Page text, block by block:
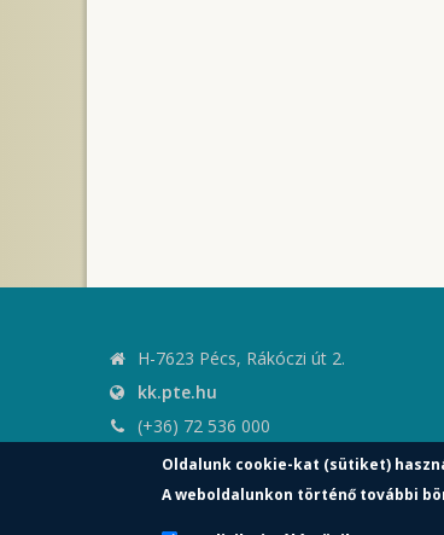
H-7623 Pécs, Rákóczi út 2.
kk.pte.hu
(+36) 72 536 000
kk.elnoki.hivatal@pte.hu
pte.hu
Oldalunk cookie-kat (sütiket)
A weboldalunkon történő további